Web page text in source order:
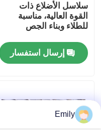
أخبار
القضايا
شبكة أسلاك معدنية مثقبة
سلاسل الأضلاع ذات
القوة العالية، مناسبة
للطلاء وبناء الجص
إرسال استفسار
Emily